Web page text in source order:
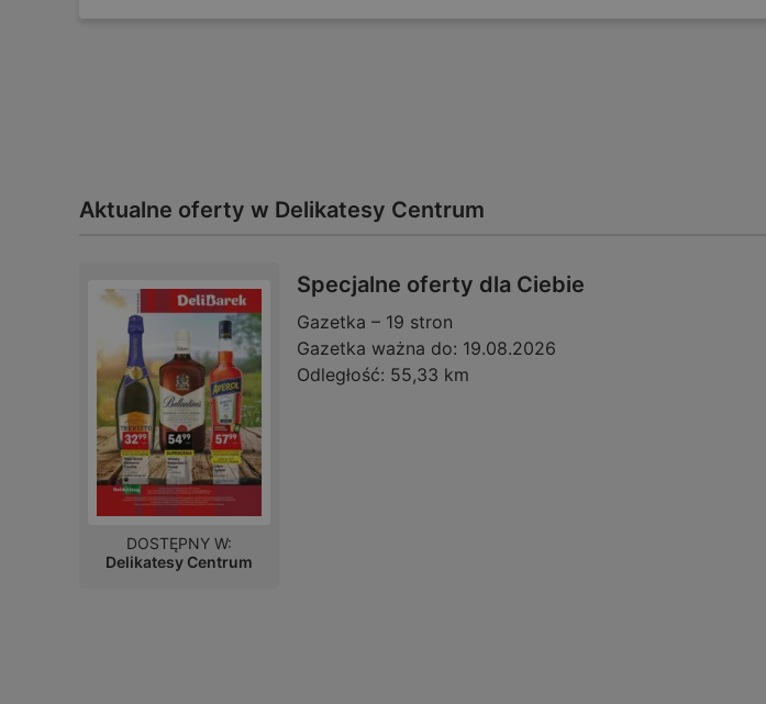
Aktualne oferty w Delikatesy Centrum
Specjalne oferty dla Ciebie
Gazetka – 19 stron
Gazetka ważna do: 19.08.2026
Odległość: 55,33 km
DOSTĘPNY W:
Delikatesy Centrum